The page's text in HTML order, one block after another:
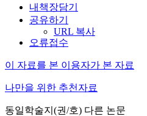
내책장담기
공유하기
URL 복사
오류접수
이 자료를 본 이용자가 본 자료
나만을 위한 추천자료
동일학술지(권/호) 다른 논문